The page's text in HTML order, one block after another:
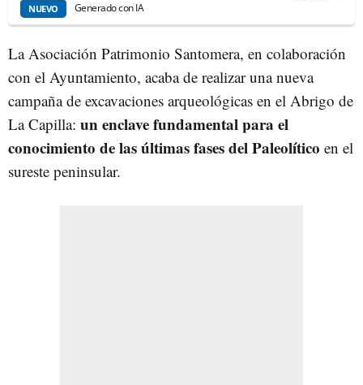
NUEVO Generado con IA
La Asociación Patrimonio Santomera, en colaboración
con el Ayuntamiento, acaba de realizar una nueva
campaña de excavaciones arqueológicas en el Abrigo de
La Capilla: un enclave fundamental para el
conocimiento de las últimas fases del Paleolítico en el
sureste peninsular.